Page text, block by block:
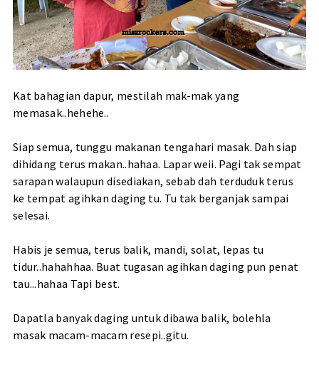
Kat bahagian dapur, mestilah mak-mak yang
memasak..hehehe..
Siap semua, tunggu makanan tengahari masak. Dah siap
dihidang terus makan..hahaa. Lapar weii. Pagi tak sempat
sarapan walaupun disediakan, sebab dah terduduk terus
ke tempat agihkan daging tu. Tu tak berganjak sampai
selesai.
Habis je semua, terus balik, mandi, solat, lepas tu
tidur..hahahhaa. Buat tugasan agihkan daging pun penat
tau...hahaa Tapi best.
Dapatla banyak daging untuk dibawa balik, bolehla
masak macam-macam resepi..gitu.